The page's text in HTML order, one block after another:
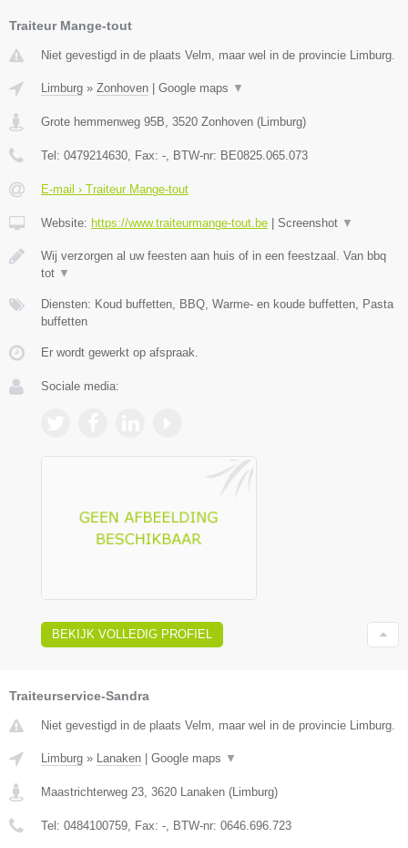
Traiteur Mange-tout
Niet gevestigd in de plaats Velm, maar wel in de provincie Limburg.
Limburg » Zonhoven | Google maps ▼
Grote hemmenweg 95B 3520 Zonhoven (Limburg)
Tel: 0479214630 , Fax: - , BTW-nr: BE0825.065.073
E-mail › Traiteur Mange-tout
Website: https://www.traiteurmange-tout.be | Screenshot ▼
Wij verzorgen al uw feesten aan huis of in een feestzaal. Van bbq
tot ▼
Diensten: Koud buffetten, BBQ, Warme- en koude buffetten, Pasta
buffetten
Er wordt gewerkt op afspraak.
Sociale media:
BEKIJK VOLLEDIG PROFIEL
Traiteurservice-Sandra
Niet gevestigd in de plaats Velm, maar wel in de provincie Limburg.
Limburg » Lanaken Google maps ▼
Maastrichterweg 23, 3620 Lanaken (Limburg)
Tel: 0484100759, Fax: -, BTW-nr: 0646.696.723